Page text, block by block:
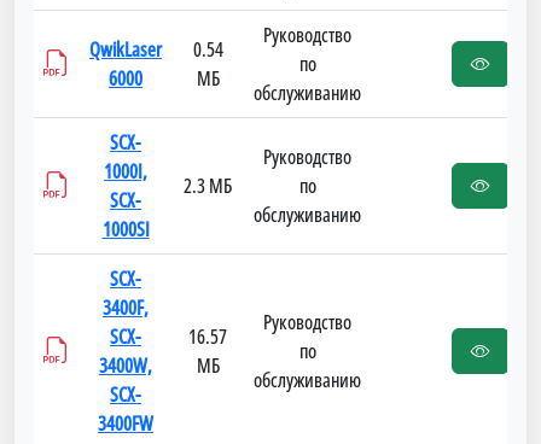
QwikLaser
6000
0.54
МБ
Руководство
по
обслуживанию
SCX-
1000I,
SCX-
1000SI
2.3 МБ
Руководство
по
обслуживанию
SCX-
3400F,
SCX-
3400W,
SCX-
3400FW
16.57
МБ
Руководство
по
обслуживанию